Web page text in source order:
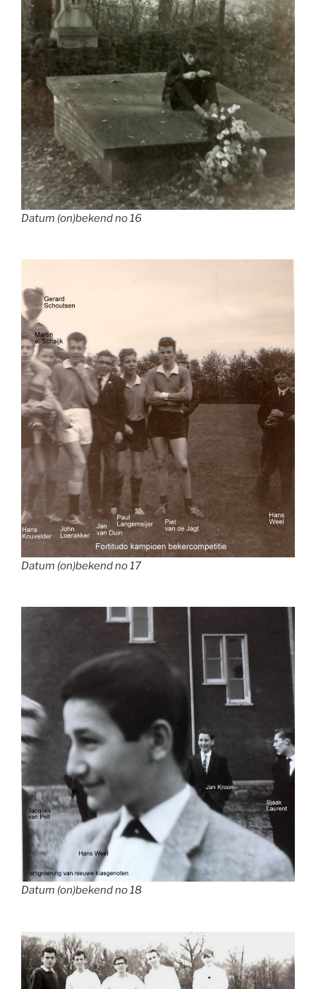
Datum (on)bekend no 16
Datum (on)bekend no 17
Datum (on)bekend no 18